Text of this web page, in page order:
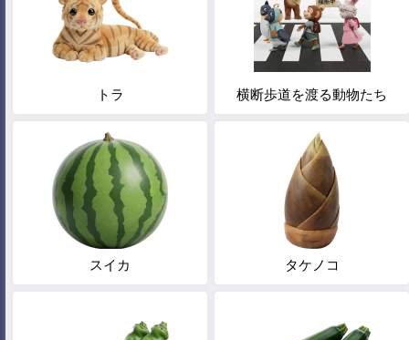
トラ 横断歩道を渡る動物たち
スイカ タケノコ